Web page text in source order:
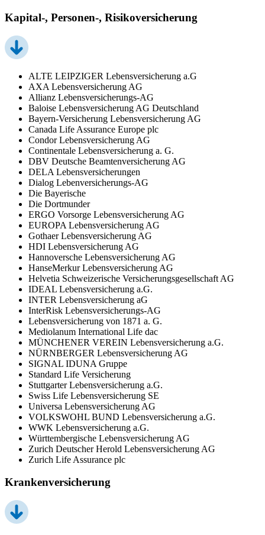
Kapital-, Personen-, Risikoversicherung
ALTE LEIPZIGER Lebensversicherung a.G
AXA Lebensversicherung AG
Allianz Lebensversicherungs-AG
Baloise Lebensversicherung AG Deutschland
Bayern-Versicherung Lebensversicherung AG
Canada Life Assurance Europe plc
Condor Lebensversicherung AG
Continentale Lebensversicherung a. G.
DBV Deutsche Beamtenversicherung AG
DELA Lebensversicherungen
Dialog Lebenversicherungs-AG
Die Bayerische
Die Dortmunder
ERGO Vorsorge Lebensversicherung AG
EUROPA Lebensversicherung AG
Gothaer Lebensversicherung AG
HDI Lebensversicherung AG
Hannoversche Lebensversicherung AG
HanseMerkur Lebensversicherung AG
Helvetia Schweizerische Versicherungsgesellschaft AG
IDEAL Lebensversicherung a.G.
INTER Lebensversicherung aG
InterRisk Lebensversicherungs-AG
Lebensversicherung von 1871 a. G.
Mediolanum International Life dac
MÜNCHENER VEREIN Lebensversicherung a.G.
NÜRNBERGER Lebensversicherung AG
SIGNAL IDUNA Gruppe
Standard Life Versicherung
Stuttgarter Lebensversicherung a.G.
Swiss Life Lebensversicherung SE
Universa Lebensversicherung AG
VOLKSWOHL BUND Lebensversicherung a.G.
WWK Lebensversicherung a.G.
Württembergische Lebensversicherung AG
Zurich Deutscher Herold Lebensversicherung AG
Zurich Life Assurance plc
Krankenversicherung